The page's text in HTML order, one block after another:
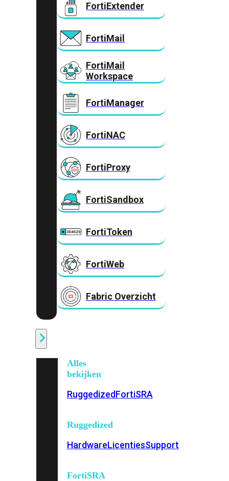
FortiExtender
FortiMail
FortiMail
Workspace
FortiManager
FortiNAC
FortiProxy
FortiSandbox
FortiToken
FortiWeb
Fabric Overzicht
Alles
bekijken
RuggedizedFortiSRA
Ruggedized
HardwareLicentiesSupport
FortiSRA